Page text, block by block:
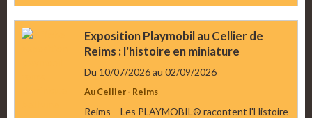
Exposition Playmobil au Cellier de
Reims : l'histoire en miniature
Du 10/07/2026au 02/09/2026
Au Cellier - Reims
Reims – Les PLAYMOBIL® racontent l'Histoire